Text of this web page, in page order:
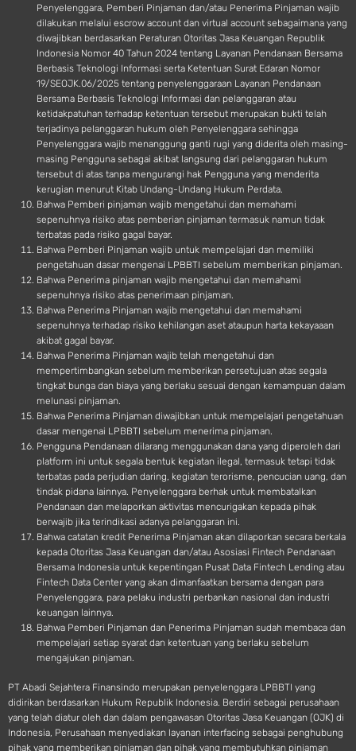
Penyelenggara, Pemberi Pinjaman dan/atau Penerima Pinjaman wajib
dilakukan melalui escrow account dan virtual account sebagaimana yang
diwajibkan berdasarkan Peraturan Otoritas Jasa Keuangan Republik
Indonesia Nomor 40 Tahun 2024 tentang Layanan Pendanaan Bersama
Berbasis Teknologi Informasi serta Ketentuan Surat Edaran Nomor
19/SEOJK.06/2025 tentang penyelenggaraan Layanan Pendanaan
Bersama Berbasis Teknologi Informasi dan pelanggaran atau
ketidakpatuhan terhadap ketentuan tersebut merupakan bukti telah
terjadinya pelanggaran hukum oleh Penyelenggara sehingga
Penyelenggara wajib menanggung ganti rugi yang diderita oleh masing-
masing Pengguna sebagai akibat langsung dari pelanggaran hukum
tersebut di atas tanpa mengurangi hak Pengguna yang menderita
kerugian menurut Kitab Undang-Undang Hukum Perdata.
Bahwa Pemberi pinjaman wajib mengetahui dan memahami
sepenuhnya risiko atas pemberian pinjaman termasuk namun tidak
terbatas pada risiko gagal bayar.
Bahwa Pemberi Pinjaman wajib untuk mempelajari dan memiliki
pengetahuan dasar mengenai LPBBTI sebelum memberikan pinjaman.
Bahwa Penerima pinjaman wajib mengetahui dan memahami
sepenuhnya risiko atas penerimaan pinjaman.
Bahwa Penerima Pinjaman wajib mengetahui dan memahami
sepenuhnya terhadap risiko kehilangan aset ataupun harta kekayaaan
akibat gagal bayar.
Bahwa Penerima Pinjaman wajib telah mengetahui dan
mempertimbangkan sebelum memberikan persetujuan atas segala
tingkat bunga dan biaya yang berlaku sesuai dengan kemampuan dalam
melunasi pinjaman.
Bahwa Penerima Pinjaman diwajibkan untuk mempelajari pengetahuan
dasar mengenai LPBBTI sebelum menerima pinjaman.
Pengguna Pendanaan dilarang menggunakan dana yang diperoleh dari
platform ini untuk segala bentuk kegiatan ilegal, termasuk tetapi tidak
terbatas pada perjudian daring, kegiatan terorisme, pencucian uang, dan
tindak pidana lainnya. Penyelenggara berhak untuk membatalkan
Pendanaan dan melaporkan aktivitas mencurigakan kepada pihak
berwajib jika terindikasi adanya pelanggaran ini.
Bahwa catatan kredit Penerima Pinjaman akan dilaporkan secara berkala
kepada Otoritas Jasa Keuangan dan/atau Asosiasi Fintech Pendanaan
Bersama Indonesia untuk kepentingan Pusat Data Fintech Lending atau
Fintech Data Center yang akan dimanfaatkan bersama dengan para
Penyelenggara, para pelaku industri perbankan nasional dan industri
keuangan lainnya.
Bahwa Pemberi Pinjaman dan Penerima Pinjaman sudah membaca dan
mempelajari setiap syarat dan ketentuan yang berlaku sebelum
mengajukan pinjaman.
PT Abadi Sejahtera Finansindo merupakan penyelenggara LPBBTI yang
didirikan berdasarkan Hukum Republik Indonesia. Berdiri sebagai perusahaan
yang telah diatur oleh dan dalam pengawasan Otoritas Jasa Keuangan (OJK) di
Indonesia, Perusahaan menyediakan layanan interfacing sebagai penghubung
pihak yang memberikan pinjaman dan pihak yang membutuhkan pinjaman